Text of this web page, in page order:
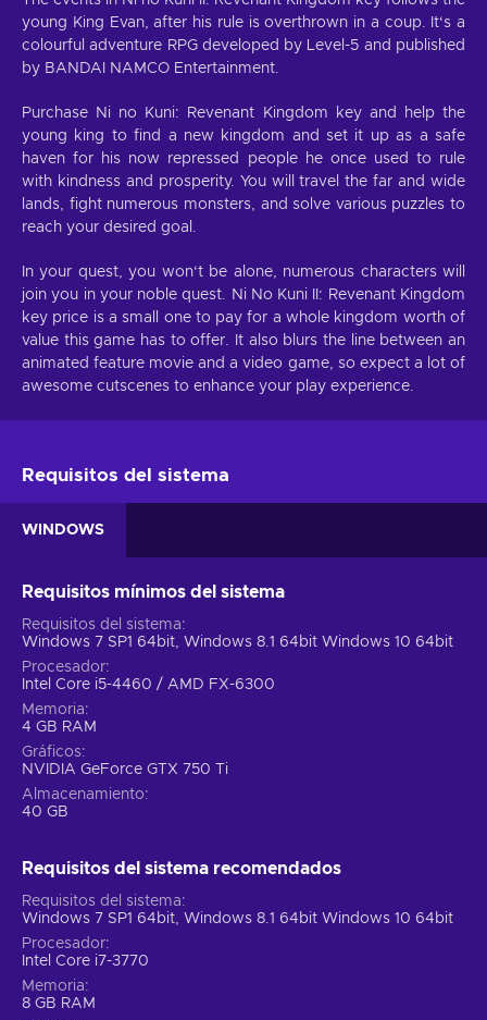
young King Evan, after his rule is overthrown in a coup. It‘s a
colourful adventure RPG developed by Level-5 and published
by BANDAI NAMCO Entertainment.
Purchase Ni no Kuni: Revenant Kingdom key and help the
young king to find a new kingdom and set it up as a safe
haven for his now repressed people he once used to rule
with kindness and prosperity. You will travel the far and wide
lands, fight numerous monsters, and solve various puzzles to
reach your desired goal.
In your quest, you won‘t be alone, numerous characters will
join you in your noble quest. Ni No Kuni II: Revenant Kingdom
key price is a small one to pay for a whole kingdom worth of
value this game has to offer. It also blurs the line between an
animated feature movie and a video game, so expect a lot of
awesome cutscenes to enhance your play experience.
Requisitos del sistema
WINDOWS
Requisitos mínimos del sistema
Requisitos del sistema
Windows 7 SP1 64bit, Windows 8.1 64bit Windows 10 64bit
Procesador
Intel Core i5-4460 / AMD FX-6300
Memoria
4 GB RAM
Gráficos
NVIDIA GeForce GTX 750 Ti
Almacenamiento
40 GB
Requisitos del sistema recomendados
Requisitos del sistema
Windows 7 SP1 64bit, Windows 8.1 64bit Windows 10 64bit
Procesador
Intel Core i7-3770
Memoria
8 GB RAM